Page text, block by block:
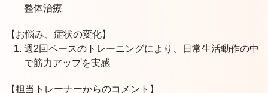
整体治療
【お悩み、症状の変化】
週2回ペースのトレーニングにより、日常生活動作の中
で筋力アップを実感
【担当トレーナーからのコメント】